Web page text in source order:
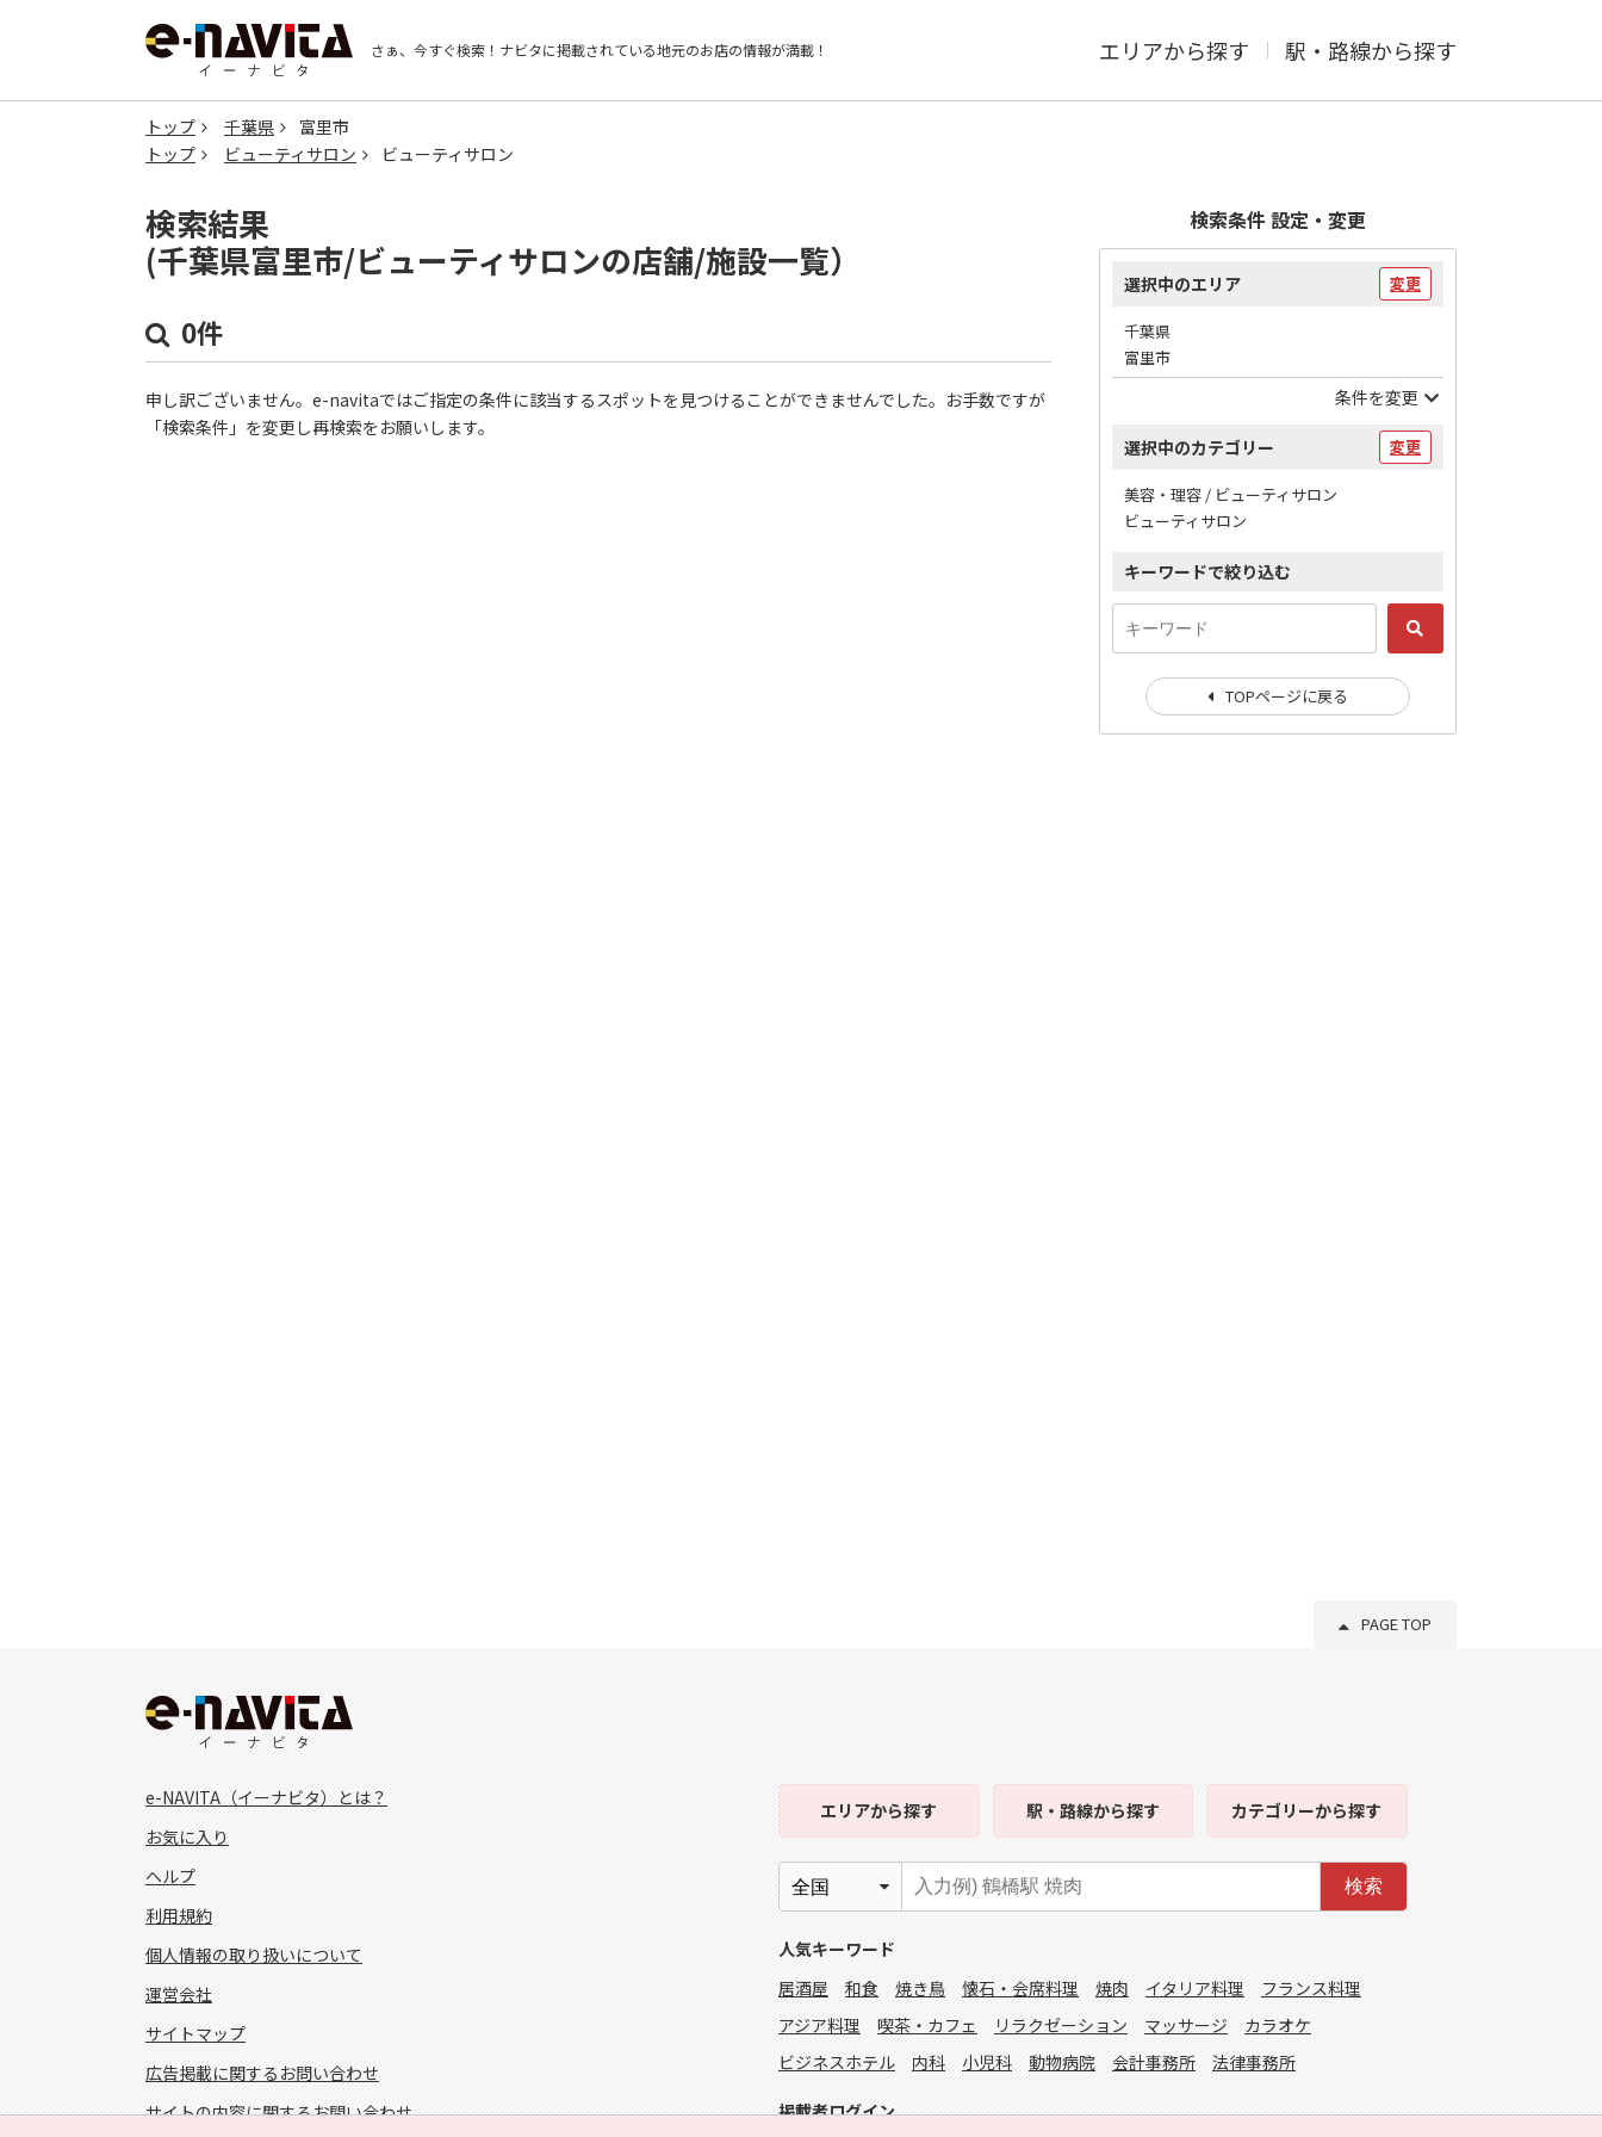
さぁ、今すぐ検索！ ナビタに掲載されている地元のお店の情報が満載！ エリアから探す 駅・路線から探す
トップ 千葉県
富里市
トップ
ビューティサロン ビューティサロン
検索結果
(千葉県富里市/ビューティサロンの店舗/施設一覧）
0件
申し訳ございません。e-navitaではご指定の条件に該当するスポットを見つけることができませんでした。お手数ですが
「検索条件」を変更し再検索をお願いします。
検索条件 設定・変更
選択中のエリア 変更
千葉県
富里市
条件を変更
選択中のカテゴリー 変更
美容・理容 / ビューティサロン
ビューティサロン
キーワードで絞り込む
TOPページに戻る
PAGE TOP
e-NAVITA（イーナビタ）とは？
お気に入り
ヘルプ
利用規約
個人情報の取り扱いについて
運営会社
サイトマップ
広告掲載に関するお問い合わせ
サイトの内容に関するお問い合わせ
エリアから探す 駅・路線から探す カテゴリーから探す
検索
人気キーワード
居酒屋
和食 焼き鳥 懐石・会席料理 焼肉 イタリア料理
フランス料理
アジア料理
喫茶・カフェ リラクゼーション マッサージ
カラオケ
ビジネスホテル
内科 小児科 動物病院 会計事務所 法律事務所
掲載者ログイン